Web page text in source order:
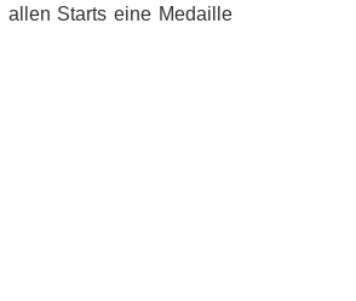
Starts eine Medaille